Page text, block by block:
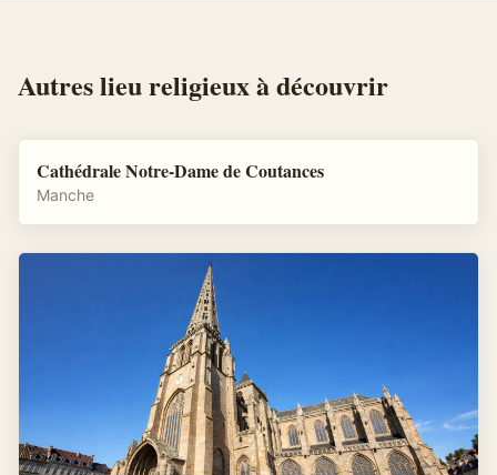
Autreslieu religieuxà découvrir
Cathédrale Notre-Dame de Coutances
Manche